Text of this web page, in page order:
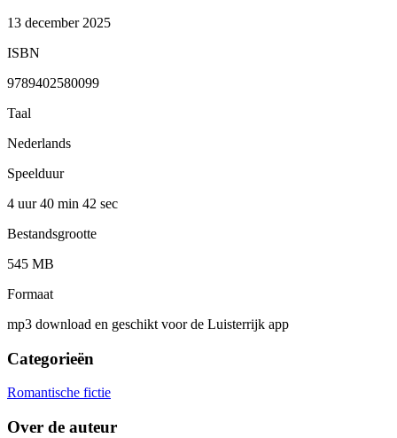
13 december 2025
ISBN
9789402580099
Taal
Nederlands
Speelduur
4 uur 40 min 42 sec
Bestandsgrootte
545 MB
Formaat
mp3 download en geschikt voor de Luisterrijk app
Categorieën
Romantische fictie
Over de auteur